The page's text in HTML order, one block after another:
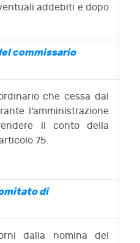
addebiti e dopo
ad esporre le
commissario
che cessa dal
l'amministrazione
il conto della
75.
di
dalla nomina del